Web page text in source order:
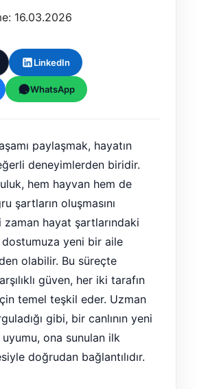
16.03.2026
LinkedIn
WhatsApp
paylaşmak, hayatın
deneyimlerden biridir.
hem hayvan hem de
şartların oluşmasını
hayat şartlarındaki
yeni bir aile
olabilir. Bu süreçte
güven, her iki tarafın
temel teşkil eder. Uzman
gibi, bir canlının yeni
uyumu, ona sunulan ilk
doğrudan bağlantılıdır.